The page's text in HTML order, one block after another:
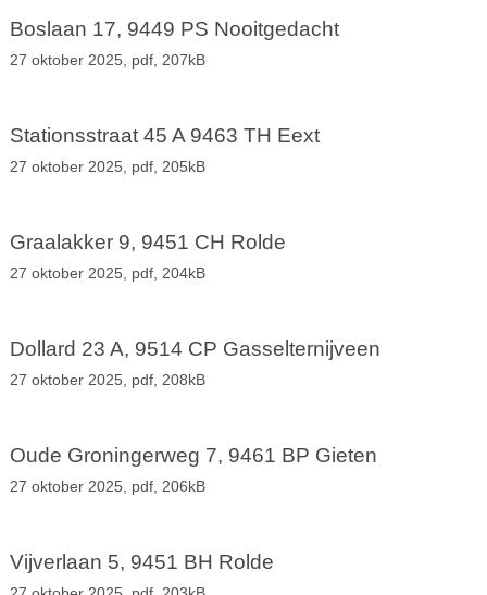
Boslaan 17, 9449 PS Nooitgedacht
27 oktober 2025, pdf, 207kB
Stationsstraat 45 A 9463 TH Eext
27 oktober 2025, pdf, 205kB
Graalakker 9, 9451 CH Rolde
27 oktober 2025, pdf, 204kB
Dollard 23 A, 9514 CP Gasselternijveen
27 oktober 2025, pdf, 208kB
Oude Groningerweg 7, 9461 BP Gieten
27 oktober 2025, pdf, 206kB
Vijverlaan 5, 9451 BH Rolde